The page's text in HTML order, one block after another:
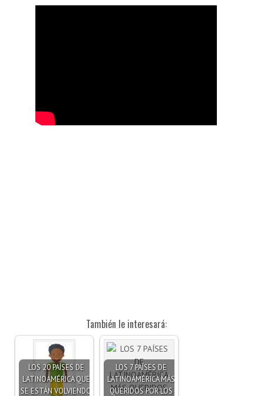
También le interesará:
LOS 20 PAÍSES DE
LATINOAMÉRICA QUE
SE ESTÁN VOLVIENDO
LOS 7 PAÍSES DE
LATINOAMÉRICA MÁS
QUERIDOS POR LOS